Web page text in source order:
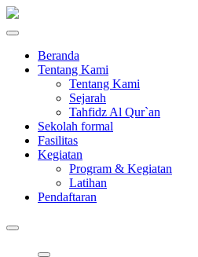
Beranda
Tentang Kami
Tentang Kami
Sejarah
Tahfidz Al Qur`an
Sekolah formal
Fasilitas
Kegiatan
Program & Kegiatan
Latihan
Pendaftaran